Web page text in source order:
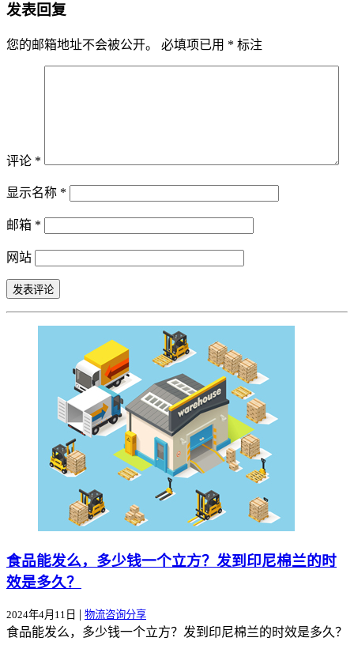
发表回复
您的邮箱地址不会被公开。 必填项已用 * 标注
评论 *
显示名称 *
邮箱 *
网站
食品能发么，多少钱一个立方？发到印尼棉兰的时
效是多久？
2024年4月11日 | 物流咨询分享
食品能发么，多少钱一个立方？发到印尼棉兰的时效是多久？